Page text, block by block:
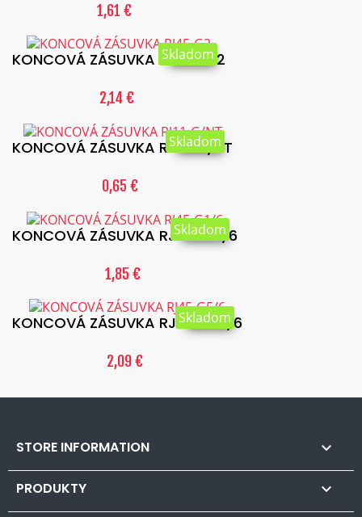
1,61 €
KONCOVÁ ZÁSUVKA RJ45-G2
2,14 €
Skladom
KONCOVÁ ZÁSUVKA RJ11-G/NT
0,65 €
Skladom
KONCOVÁ ZÁSUVKA RJ45-G1/6
1,85 €
Skladom
KONCOVÁ ZÁSUVKA RJ45-G5/6
2,09 €
Skladom
STORE INFORMATION 
PRODUKTY 